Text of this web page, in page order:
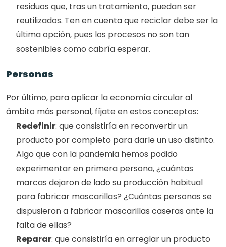
residuos que, tras un tratamiento, puedan ser
reutilizados. Ten en cuenta que reciclar debe ser la
última opción, pues los procesos no son tan
sostenibles como cabría esperar.
Personas
Por último, para aplicar la economía circular al
ámbito más personal, fíjate en estos conceptos:
Redefinir: que consistiría en reconvertir un
producto por completo para darle un uso distinto.
Algo que con la pandemia hemos podido
experimentar en primera persona, ¿cuántas
marcas dejaron de lado su producción habitual
para fabricar mascarillas? ¿Cuántas personas se
dispusieron a fabricar mascarillas caseras ante la
falta de ellas?
Reparar: que consistiría en arreglar un producto